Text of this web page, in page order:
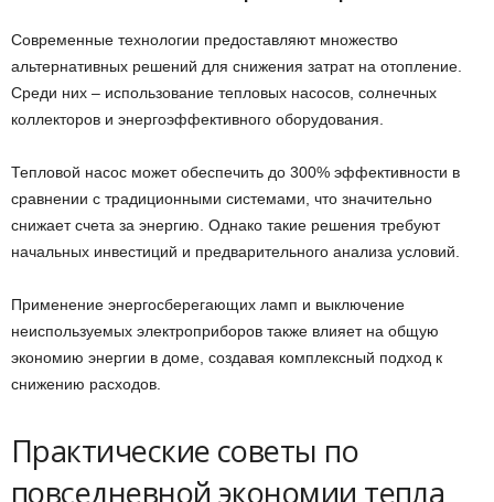
Современные технологии предоставляют множество
альтернативных решений для снижения затрат на отопление.
Среди них – использование тепловых насосов, солнечных
коллекторов и энергоэффективного оборудования.
Тепловой насос может обеспечить до 300% эффективности в
сравнении с традиционными системами, что значительно
снижает счета за энергию. Однако такие решения требуют
начальных инвестиций и предварительного анализа условий.
Применение энергосберегающих ламп и выключение
неиспользуемых электроприборов также влияет на общую
экономию энергии в доме, создавая комплексный подход к
снижению расходов.
Практические советы по
повседневной экономии тепла